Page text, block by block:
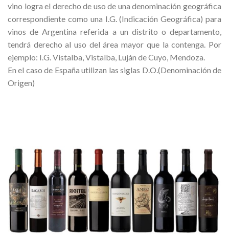
vino logra el derecho de uso de una denominación geográfica
correspondiente como una I.G. (Indicación Geográfica) para
vinos de Argentina referida a un distrito o departamento,
tendrá derecho al uso del área mayor que la contenga. Por
ejemplo: I.G. Vistalba, Vistalba, Luján de Cuyo, Mendoza.
En el caso de España utilizan las siglas D.O.(Denominación de
Origen)